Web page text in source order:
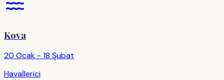
Kova
20 Ocak - 18 Şubat
Havaİlerici